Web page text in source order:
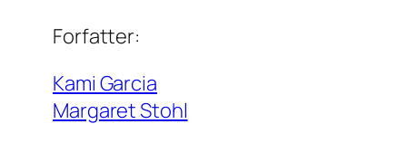
Forfatter:
Kami Garcia
Margaret Stohl